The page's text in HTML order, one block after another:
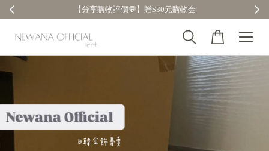
【分享購物評價💬】贈$30元購物金